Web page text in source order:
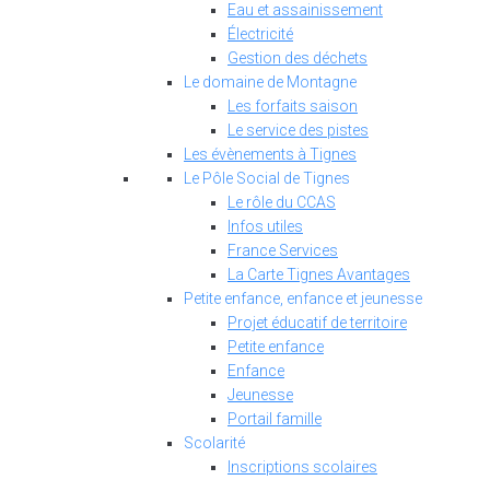
Eau et assainissement
Électricité
Gestion des déchets
Le domaine de Montagne
Les forfaits saison
Le service des pistes
Les évènements à Tignes
Le Pôle Social de Tignes
Le rôle du CCAS
Infos utiles
France Services
La Carte Tignes Avantages
Petite enfance, enfance et jeunesse
Projet éducatif de territoire
Petite enfance
Enfance
Jeunesse
Portail famille
Scolarité
Inscriptions scolaires